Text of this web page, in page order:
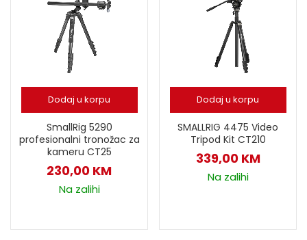
Dodaj u korpu
SmallRig 5290
profesionalni tronožac za
kameru CT25
230,00 KM
Na zalihi
Dodaj u korpu
SMALLRIG 4475 Video
Tripod Kit CT210
339,00 KM
Na zalihi